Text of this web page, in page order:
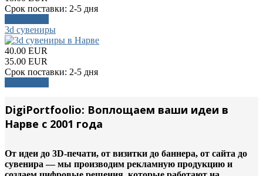
Срок поставки: 2-5 дня
3d сувениры
40.00 EUR
35.00 EUR
Срок поставки: 2-5 дня
DigiPortfoolio: Воплощаем ваши идеи в
Нарве с 2001 года
От идеи до 3D-печати, от визитки до баннера, от сайта до
сувенира — мы производим рекламную продукцию и